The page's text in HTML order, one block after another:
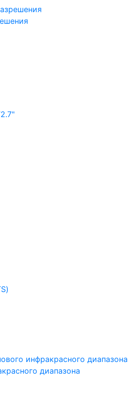
инфракрасного диапазона
диапазона